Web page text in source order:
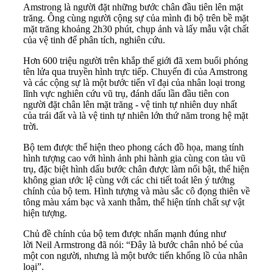
Amstrong là người đặt những bước chân đầu tiên lên mặt
trăng. Ông cùng người cộng sự của mình đi bộ trên bề mặt
mặt trăng khoảng 2h30 phút, chụp ảnh và lấy mẫu vật chất
của vệ tinh để phân tích, nghiên cứu.
Hơn 600 triệu người trên khắp thế giới đã xem buổi phóng
tên lửa qua truyền hình trực tiếp. Chuyến đi của Amstrong
và các cộng sự là một bước tiến vĩ đại của nhân loại trong
lĩnh vực nghiên cứu vũ trụ, đánh dấu lần đầu tiên con
người đặt chân lên mặt trăng - vệ tinh tự nhiên duy nhất
của trái đất và là vệ tinh tự nhiên lớn thứ năm trong hệ mặt
trời.
Bộ tem được thể hiện theo phong cách đồ họa, mang tính
hình tượng cao với hình ảnh phi hành gia cùng con tàu vũ
trụ, đặc biệt hình dấu bước chân được làm nổi bật, thể hiện
không gian ước lệ cùng với các chi tiết toát lên ý tưởng
chính của bộ tem. Hình tượng và màu sắc cô đọng thiên về
tông màu xám bạc và xanh thẫm, thể hiện tính chất sự vật
hiện tượng.
Chủ đề chính của bộ tem được nhấn mạnh đúng như
lời Neil Armstrong đã nói: “Đây là bước chân nhỏ bé của
một con người, nhưng là một bước tiến khổng lồ của nhân
loại”.